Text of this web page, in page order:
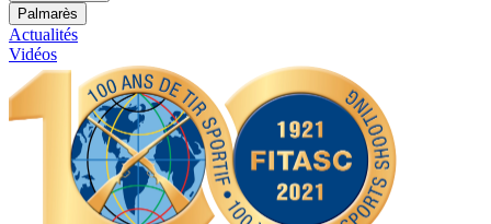
Palmarès
Actualités
Vidéos